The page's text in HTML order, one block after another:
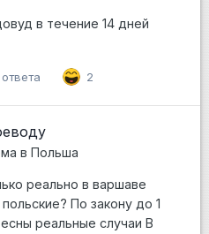
в течение 14 дней
2
в Польша
реально в варшаве
По закону до 1
реальные случаи В